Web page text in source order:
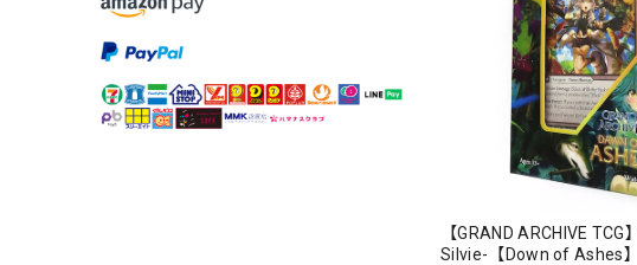
【GRAND ARCHIVE
Silvie-【Down of Ashes